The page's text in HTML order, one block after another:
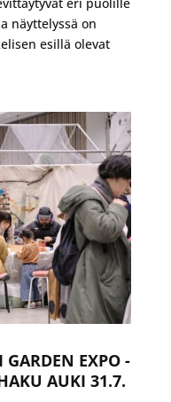
näyttelyssä on
esillä olevat
EXPO -
AUKI 31.7.